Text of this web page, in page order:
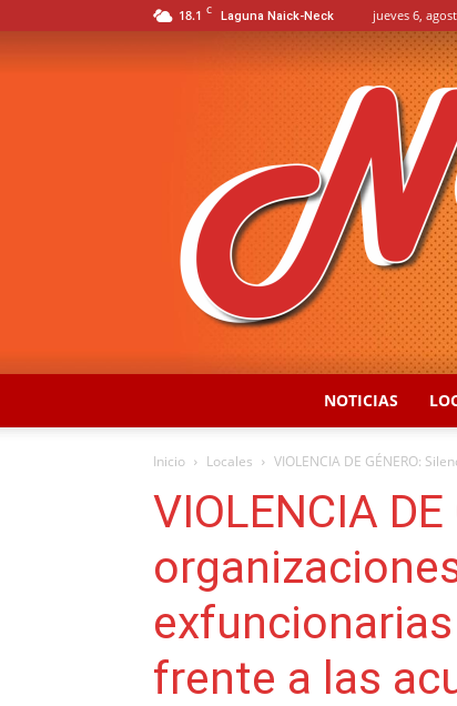
18.1 C Laguna Naick-Neck jueves 6,
NOTICIAS
Inicio Locales VIOLENCIA DE GÉNERO:
VIOLENCIA
frente a las